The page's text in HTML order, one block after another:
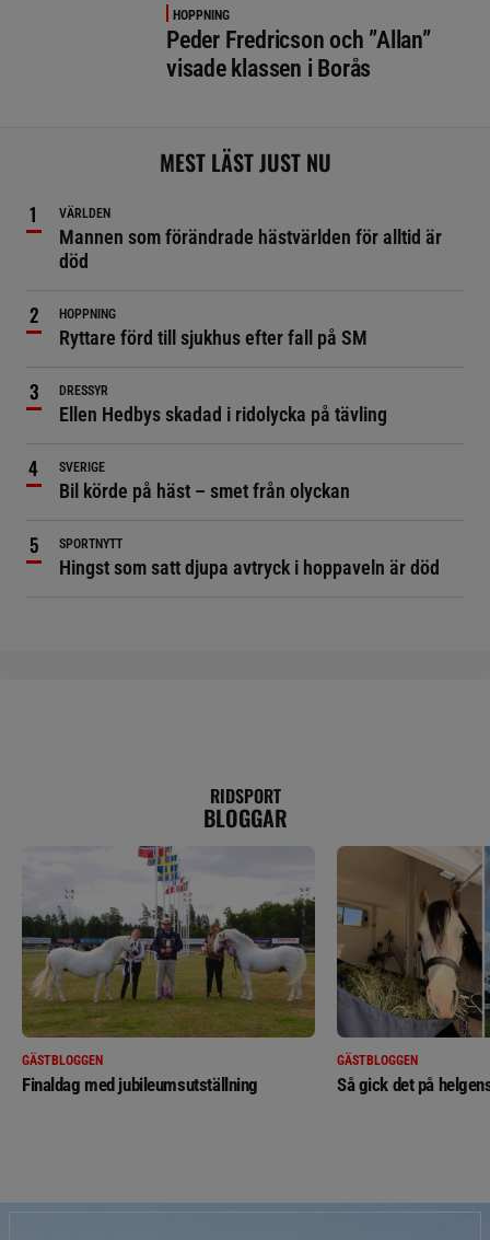
HOPPNING
Peder Fredricson och ”Allan”
visade klassen i Borås
MEST LÄST JUST NU
VÄRLDEN
Mannen som förändrade hästvärlden för alltid är
död
HOPPNING
Ryttare förd till sjukhus efter fall på SM
DRESSYR
Ellen Hedbys skadad i ridolycka på tävling
SVERIGE
Bil körde på häst – smet från olyckan
SPORTNYTT
Hingst som satt djupa avtryck i hoppaveln är död
RIDSPORT
BLOGGAR
GÄSTBLOGGEN
Finaldag med jubileumsutställning
GÄSTBLOGGEN
Så gick det på